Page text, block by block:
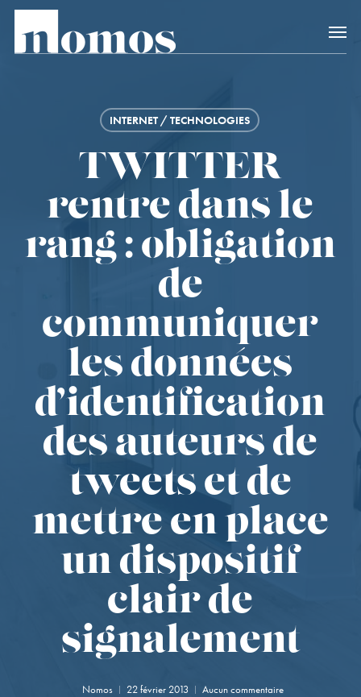
Skip
main
Accès rapide
INTERNET / TECHNOLOGIES
TWITTER
rentre dans le
rang : obligation
de
communiquer
les données
d’identification
des auteurs de
tweets et de
mettre en place
un dispositif
clair de
signalement
Nomos 22 février 2013 Aucun commentaire